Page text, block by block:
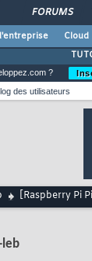
FORUMS
Cloud
?
des utilisateurs
[Raspberry Pi
leb